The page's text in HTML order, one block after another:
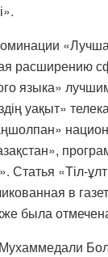
расширению
языка»
уақыт»
Статья «Тіл-
в
была